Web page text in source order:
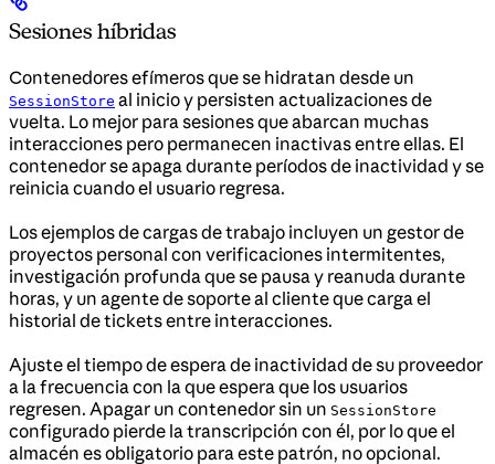
Sesiones híbridas
Contenedores efímeros que se hidratan desde un
SessionStore al inicio y persisten actualizaciones de
vuelta. Lo mejor para sesiones que abarcan muchas
interacciones pero permanecen inactivas entre ellas. El
contenedor se apaga durante períodos de inactividad y se
reinicia cuando el usuario regresa.
Los ejemplos de cargas de trabajo incluyen un gestor de
proyectos personal con verificaciones intermitentes,
investigación profunda que se pausa y reanuda durante
horas, y un agente de soporte al cliente que carga el
historial de tickets entre interacciones.
Ajuste el tiempo de espera de inactividad de su proveedor
a la frecuencia con la que espera que los usuarios
regresen. Apagar un contenedor sin un SessionStore
configurado pierde la transcripción con él, por lo que el
almacén es obligatorio para este patrón, no opcional.